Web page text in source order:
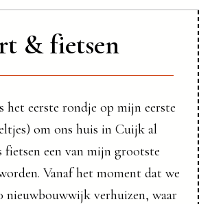
& fietsen
eerste rondje op mijn eerste
om ons huis in Cuijk al
fietsen een van mijn grootste
Vanaf het moment dat we
nieuwbouwwijk verhuizen, waar